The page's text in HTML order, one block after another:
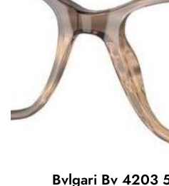
Bvlgari Bv 4203